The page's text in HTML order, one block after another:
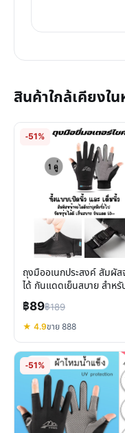
สินค้าใกล้เคียงใ
-51%
ถุงมืออเนกประสงค์ สัมผัส
ได้ กันแดดเย็นสบาย สำหรั
ไซค์ ปั่นจักรยาน
฿89฿189
★ 4.9ขาย 888
-51%